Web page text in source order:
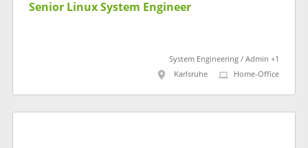
Senior Linux System Engineer
System Engineering / Admin +1
Karlsruhe
Home-Office